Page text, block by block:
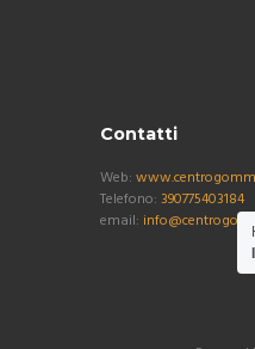
Contatti
Web:
Telefono: 390775403184
email: